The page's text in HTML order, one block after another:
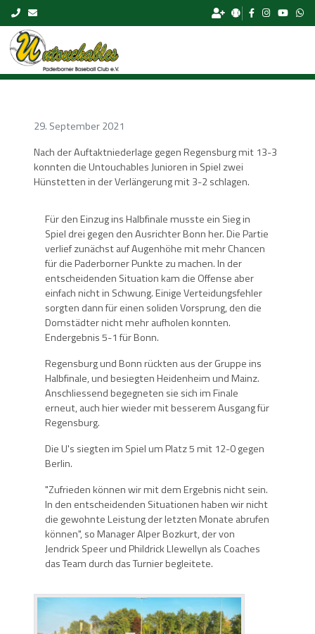
Skip to content
29. September 2021
Nach der Auftaktniederlage gegen Regensburg mit 13-3
konnten die Untouchables Junioren in Spiel zwei
Hünstetten in der Verlängerung mit 3-2 schlagen.
Für den Einzug ins Halbfinale musste ein Sieg in
Spiel drei gegen den Ausrichter Bonn her. Die Partie
verlief zunächst auf Augenhöhe mit mehr Chancen
für die Paderborner Punkte zu machen. In der
entscheidenden Situation kam die Offense aber
einfach nicht in Schwung. Einige Verteidungsfehler
sorgten dann für einen soliden Vorsprung, den die
Domstädter nicht mehr aufholen konnten.
Endergebnis 5-1 für Bonn.
Regensburg und Bonn rückten aus der Gruppe ins
Halbfinale, und besiegten Heidenheim und Mainz.
Anschliessend begegneten sie sich im Finale
erneut, auch hier wieder mit besserem Ausgang für
Regensburg.
Die U's siegten im Spiel um Platz 5 mit 12-0 gegen
Berlin.
"Zufrieden können wir mit dem Ergebnis nicht sein.
In den entscheidenden Situationen haben wir nicht
die gewohnte Leistung der letzten Monate abrufen
können", so Manager Alper Bozkurt, der von
Jendrick Speer und Phildrick Llewellyn als Coaches
das Team durch das Turnier begleitete.